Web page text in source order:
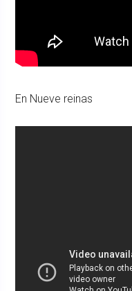
En Nueve reinas